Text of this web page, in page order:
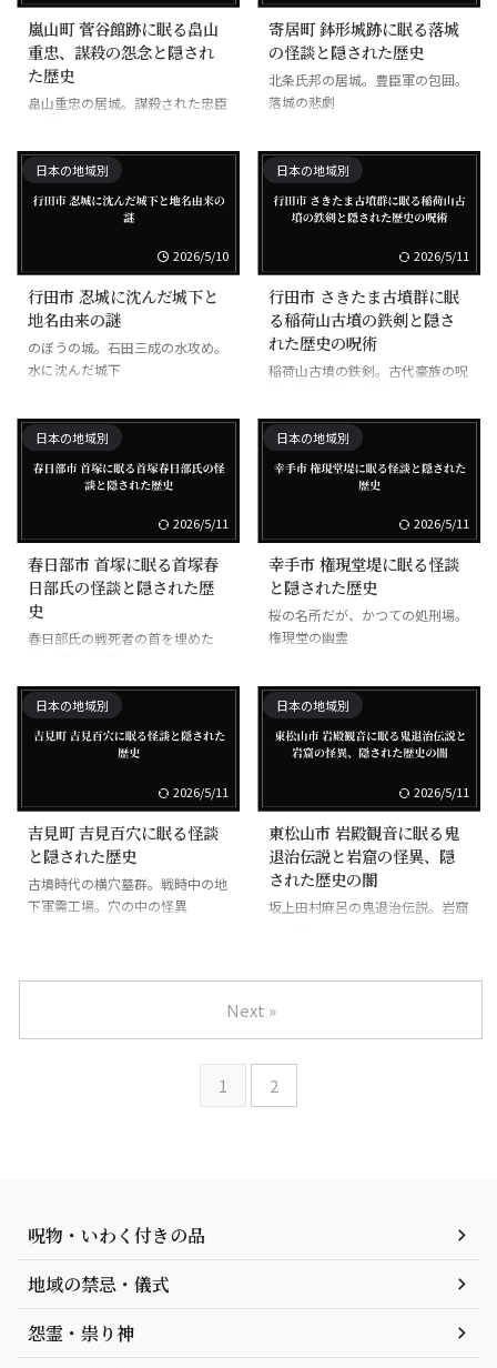
嵐山町 菅谷館跡に眠る畠山
重忠、謀殺の怨念と隠され
た歴史
畠山重忠の居城。謀殺された忠臣
寄居町 鉢形城跡に眠る落城
の怪談と隠された歴史
北条氏邦の居城。豊臣軍の包囲。
落城の悲劇
日本の地域別
2026/5/10
行田市 忍城に沈んだ城下と
地名由来の謎
のぼうの城。石田三成の水攻め。
水に沈んだ城下
日本の地域別
2026/5/11
行田市 さきたま古墳群に眠
る稲荷山古墳の鉄剣と隠さ
れた歴史の呪術
稲荷山古墳の鉄剣。古代豪族の呪
日本の地域別
2026/5/11
春日部市 首塚に眠る首塚春
日部氏の怪談と隠された歴
史
春日部氏の戦死者の首を埋めた
日本の地域別
2026/5/11
幸手市 権現堂堤に眠る怪談
と隠された歴史
桜の名所だが、かつての処刑場。
権現堂の幽霊
日本の地域別
2026/5/11
吉見町 吉見百穴に眠る怪談
と隠された歴史
古墳時代の横穴墓群。戦時中の地
下軍需工場。穴の中の怪異
日本の地域別
2026/5/11
東松山市 岩殿観音に眠る鬼
退治伝説と岩窟の怪異、隠
された歴史の闇
坂上田村麻呂の鬼退治伝説。岩窟
1 2
Next »
呪物・いわく付きの品
地域の禁忌・儀式
怨霊・祟り神